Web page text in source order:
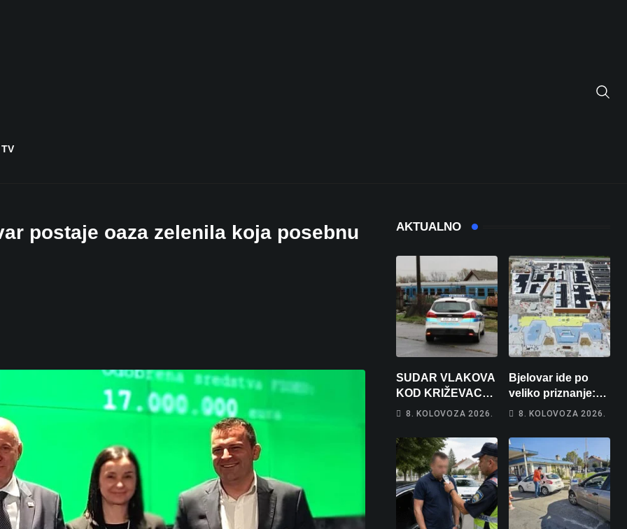
postaje oaza zelenila koja posebnu AKTUALNO
SUDAR VLAKOVA
KOD KRIŽEVACA:
Ima ozlijeđenih,
odvezena
helikopterom
8. KOLOVOZA 2026.
Bjelovar ide po
veliko priznanje:
Hrebak danas u
Wellovar za
domaćina
Europskog
prvenstva
8. KOLOVOZA 2026.